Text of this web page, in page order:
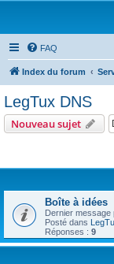
FAQ
Index du forum
LegTux DNS
Nouveau sujet
Boîte à idées
Dernier message
Posté dans
Réponses : 9